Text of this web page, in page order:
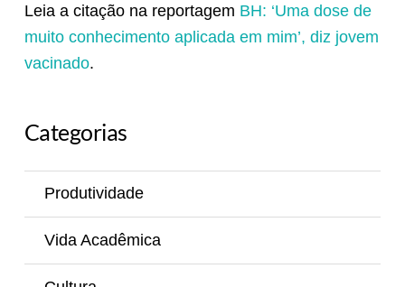
Leia a citação na reportagem BH: ‘Uma dose de
muito conhecimento aplicada em mim’, diz jovem
vacinado.
Categorias
Produtividade
Vida Acadêmica